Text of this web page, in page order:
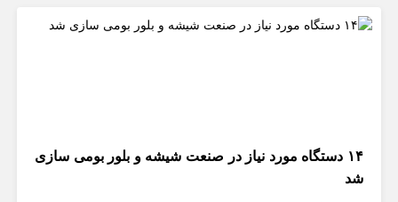
۱۴ دستگاه مورد نیاز در صنعت شیشه و بلور بومی سازی
شد